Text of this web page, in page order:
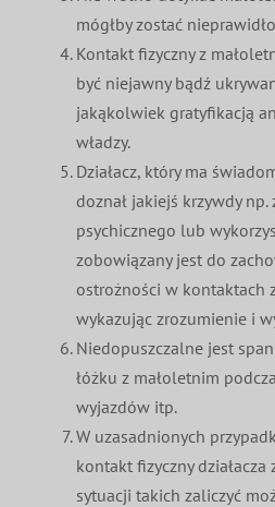
mógłby zostać
Kontakt fizyczny z
być niejawny bądź
jakąkolwiek gratyfikacją
władzy.
Działacz, który ma
doznał jakiejś krzywdy
psychicznego lub
zobowiązany jest do
ostrożności w kontaktach
wykazując zrozumienie i
Niedopuszczalne jest
łóżku z małoletnim
wyjazdów itp.
W uzasadnionych
kontakt fizyczny działacza
sytuacji takich zaliczyć